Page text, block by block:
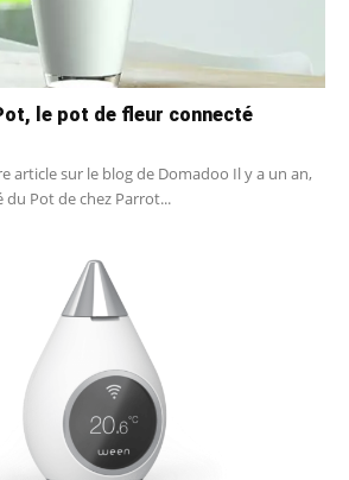
le pot de fleur connecté
sur le blog de Domadoo Il y a un an,
Pot de chez Parrot...